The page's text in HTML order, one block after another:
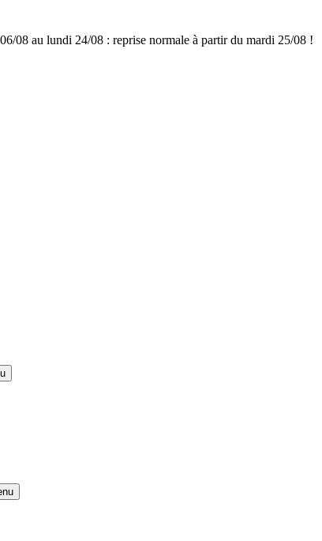
08 au lundi 24/08 : reprise normale à partir du mardi 25/08 !